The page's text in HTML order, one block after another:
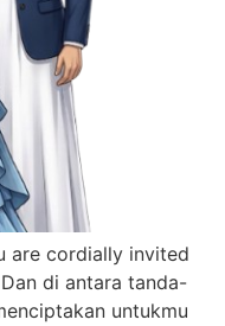
are cordially invited
di antara tanda-
untukmu